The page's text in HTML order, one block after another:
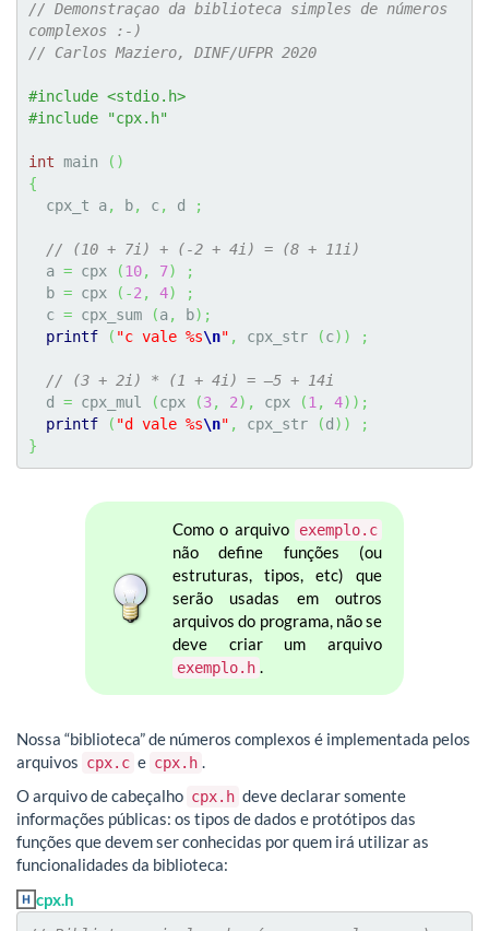
// Demonstraçao da biblioteca simples de números
complexos :-)
// Carlos Maziero, DINF/UFPR 2020
#include <stdio.h>
#include "cpx.h"
int main ( )
{
  cpx_t a
, b, c, d ;
// (10 + 7i) + (-2 + 4i) = (8 + 11i)
  a
= cpx (10, 7)
;
  b
= cpx ( -2 , 4)
;
  c
= cpx_sum (a, b) ;
printf
( "c vale %s\n" , cpx_str (c) ) ;
// (3 + 2i) * (1 + 4i) = –5 + 14i
  d
= cpx_mul (cpx (3, 2) , cpx (1 , 4) ) ;
printf
( "d vale %s\n" , cpx_str (d ) )
;
}
Como o arquivo exemplo.c
não define funções (ou
estruturas, tipos, etc) que
serão usadas em outros
arquivos do programa, não se
deve criar um arquivo
exemplo.h .
Nossa “biblioteca” de números complexos é implementada pelos
arquivos cpx.c e cpx.h .
O arquivo de cabeçalho cpx.h deve declarar somente
informações públicas: os tipos de dados e protótipos das
funções que devem ser conhecidas por quem irá utilizar as
funcionalidades da biblioteca:
cpx.h